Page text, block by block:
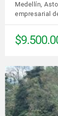
Medellín,
empresarial